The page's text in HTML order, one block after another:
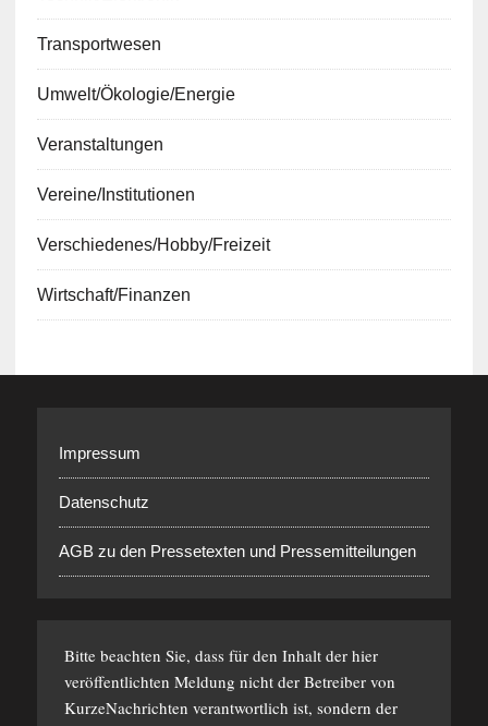
Transportwesen
Umwelt/Ökologie/Energie
Veranstaltungen
Vereine/Institutionen
Verschiedenes/Hobby/Freizeit
Wirtschaft/Finanzen
Impressum
Datenschutz
AGB zu den Pressetexten und Pressemitteilungen
Bitte beachten Sie, dass für den Inhalt der hier
veröffentlichten Meldung nicht der Betreiber von
KurzeNachrichten verantwortlich ist, sondern der